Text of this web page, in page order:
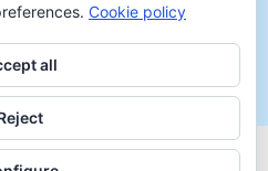
E por iso convidámosvos a
NÓS
Cookie policy
all